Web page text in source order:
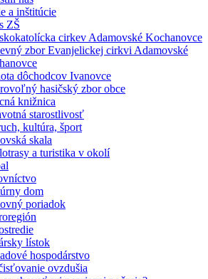
a inštitúcie
ZŠ
cirkev Adamovské Kochanovce
zbor Evanjelickej cirkvi Adamovské
dôchodcov Ivanovce
hasičský zbor obce
knižnica
starostlivosť
kultúra, šport
skala
a turistika v okolí
dom
poriadok
lístok
hospodárstvo
ovzdušia